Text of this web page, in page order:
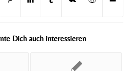
Dich auch interessieren